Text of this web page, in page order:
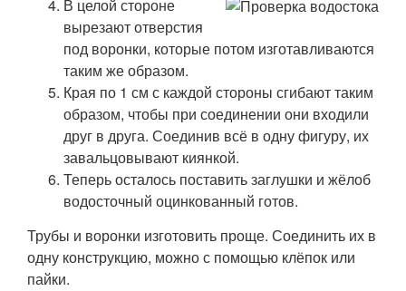
В целой стороне
вырезают отверстия
под воронки, которые потом изготавливаются
таким же образом.
Края по 1 см с каждой стороны сгибают таким
образом, чтобы при соединении они входили
друг в друга. Соединив всё в одну фигуру, их
завальцовывают киянкой.
Теперь осталось поставить заглушки и жёлоб
водосточный оцинкованный готов.
Трубы и воронки изготовить проще. Соединить их в
одну конструкцию, можно с помощью клёпок или
пайки.